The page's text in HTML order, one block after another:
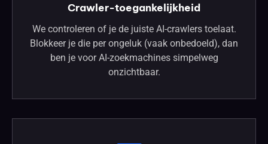
Crawler-toegankelijkheid
We controleren of je de juiste AI-crawlers toelaat.
Blokkeer je die per ongeluk (vaak onbedoeld), dan
ben je voor AI-zoekmachines simpelweg
onzichtbaar.